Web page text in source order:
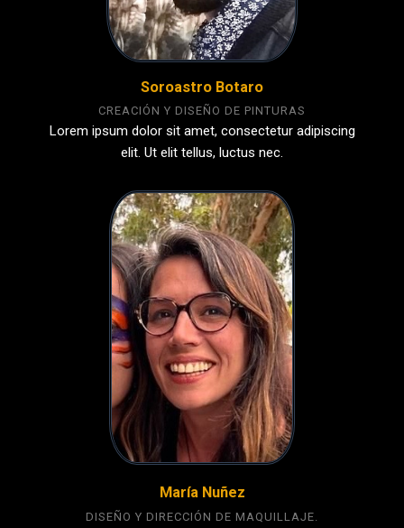
Soroastro Botaro
CREACIÓN Y DISEÑO DE PINTURAS
Lorem ipsum dolor sit amet, consectetur adipiscing
elit. Ut elit tellus, luctus nec.
María Nuñez
DISEÑO Y DIRECCIÓN DE MAQUILLAJE.